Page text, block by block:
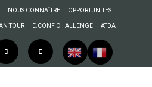
NOUS CONNAÎTRE OPPORTUNITES
TOUR E.CONF CHALLENGE ATDA